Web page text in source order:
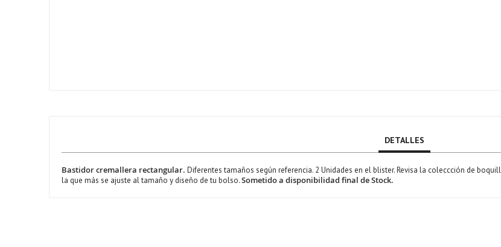
DETALLES
Bastidor cremallera rectangular. Diferentes tamaños según referencia. 2 Unidades en el blister. Revisa la coleccción de
la que más se ajuste al tamaño y diseño de tu bolso.Sometido a disponibilidad final de Stock.